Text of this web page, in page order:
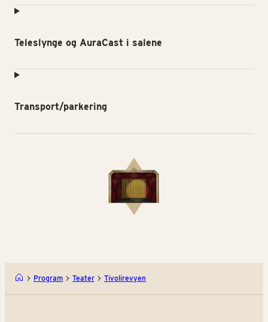
Teleslynge og AuraCast i salene
Transport/parkering
Program Teater Tivolirevyen